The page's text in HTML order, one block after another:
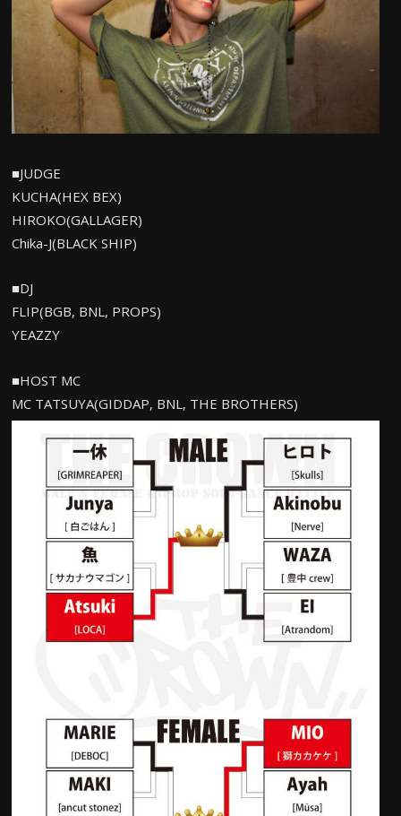
■JUDGE
KUCHA(HEX BEX)
HIROKO(GALLAGER)
Chika-J(BLACK SHIP)
■DJ
FLIP(BGB, BNL, PROPS)
YEAZZY
■HOST MC
MC TATSUYA(GIDDAP, BNL, THE BROTHERS)